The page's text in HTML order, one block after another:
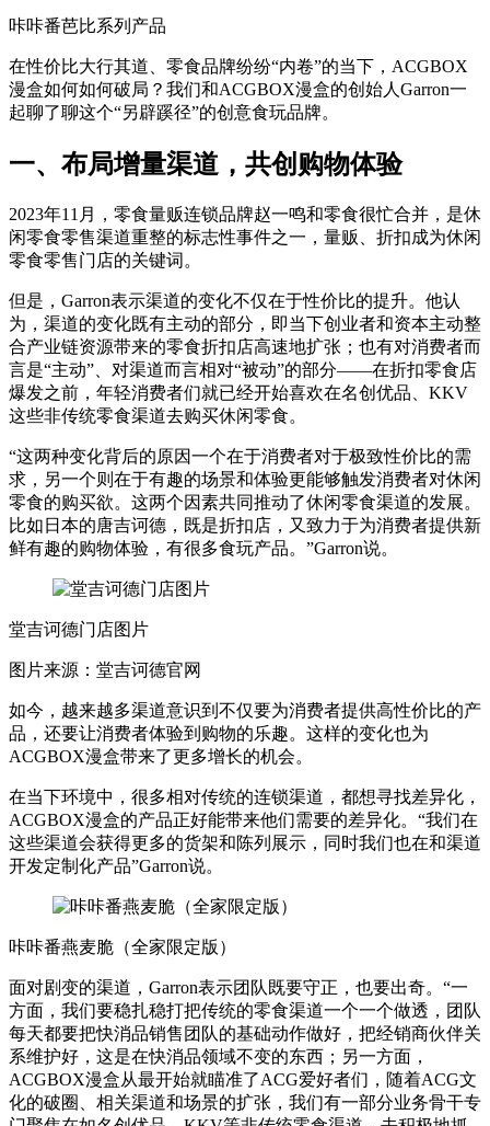
咔咔番芭比系列产品
在性价比大行其道、零食品牌纷纷“内卷”的当下，ACGBOX
漫盒如何如何破局？我们和ACGBOX漫盒的创始人Garron一
起聊了聊这个“另辟蹊径”的创意食玩品牌。
一、布局增量渠道，共创购物体验
2023年11月，零食量贩连锁品牌赵一鸣和零食很忙合并，是休
闲零食零售渠道重整的标志性事件之一，量贩、折扣成为休闲
零食零售门店的关键词。
但是，Garron表示渠道的变化不仅在于性价比的提升。他认
为，渠道的变化既有主动的部分，即当下创业者和资本主动整
合产业链资源带来的零食折扣店高速地扩张；也有对消费者而
言是“主动”、对渠道而言相对“被动”的部分——在折扣零食店
爆发之前，年轻消费者们就已经开始喜欢在名创优品、KKV
这些非传统零食渠道去购买休闲零食。
“这两种变化背后的原因一个在于消费者对于极致性价比的需
求，另一个则在于有趣的场景和体验更能够触发消费者对休闲
零食的购买欲。这两个因素共同推动了休闲零食渠道的发展。
比如日本的唐吉诃德，既是折扣店，又致力于为消费者提供新
鲜有趣的购物体验，有很多食玩产品。”Garron说。
堂吉诃德门店图片
图片来源：堂吉诃德官网
如今，越来越多渠道意识到不仅要为消费者提供高性价比的产
品，还要让消费者体验到购物的乐趣。这样的变化也为
ACGBOX漫盒带来了更多增长的机会。
在当下环境中，很多相对传统的连锁渠道，都想寻找差异化，
ACGBOX漫盒的产品正好能带来他们需要的差异化。“我们在
这些渠道会获得更多的货架和陈列展示，同时我们也在和渠道
开发定制化产品”Garron说。
咔咔番燕麦脆（全家限定版）
面对剧变的渠道，Garron表示团队既要守正，也要出奇。“一
方面，我们要稳扎稳打把传统的零食渠道一个一个做透，团队
每天都要把快消品销售团队的基础动作做好，把经销商伙伴关
系维护好，这是在快消品领域不变的东西；另一方面，
ACGBOX漫盒从最开始就瞄准了ACG爱好者们，随着ACG文
化的破圈、相关渠道和场景的扩张，我们有一部分业务骨干专